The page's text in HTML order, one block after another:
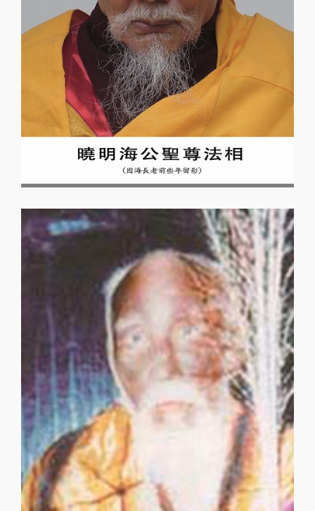
H.E. 唐東迦波菩薩
H.E. 唐東迦波菩薩
因海聖尊